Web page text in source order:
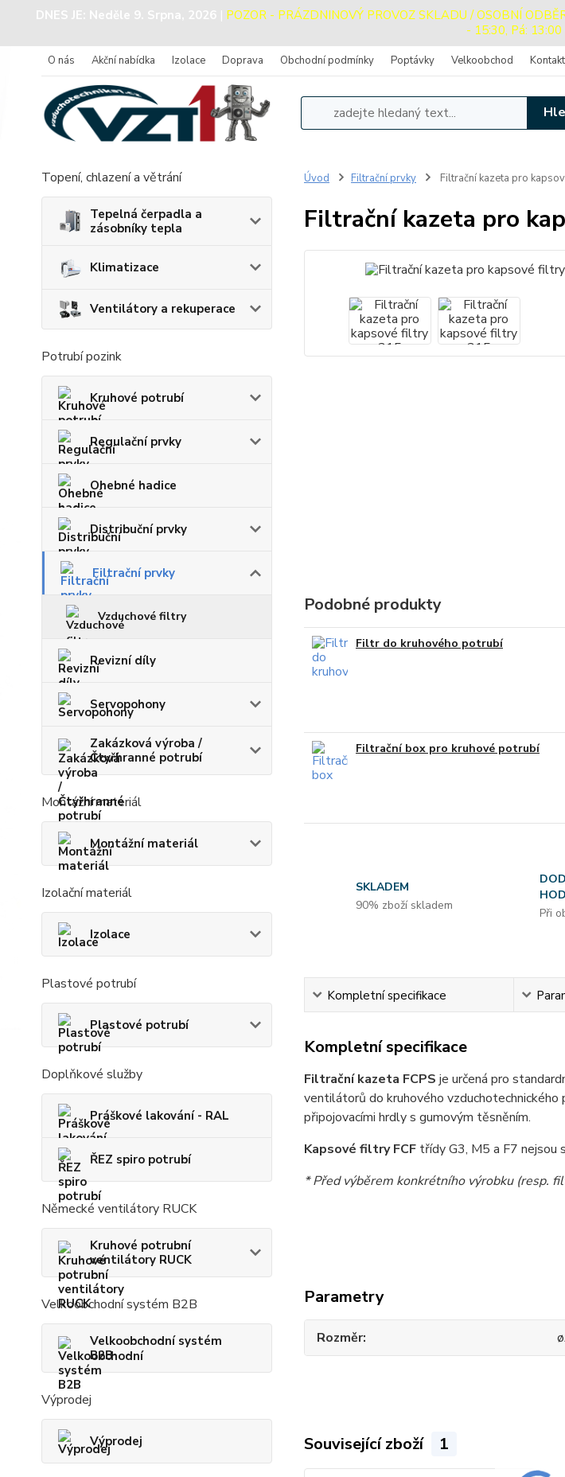
DNES JE: Neděle 9. Srpna, 2026 | POZOR - PRÁZDNINOVÝ PROVOZ SKLADU / OSOBNÍ
- 15:30, Pá:
O nás Akční nabídka Izolace Doprava Obchodní podmínky Poptávky Velkoobchod
Topení, chlazení a větrání
Tepelná čerpadla a
zásobníky tepla
Klimatizace
Ventilátory a rekuperace
Potrubí pozink
Kruhové potrubí
Regulační prvky
Ohebné hadice
Distribuční prvky
Filtrační prvky
Vzduchové filtry
Revizní díly
Servopohony
Zakázková výroba /
Čtyřhranné potrubí
Montážní materiál
Montážní materiál
Izolační materiál
Izolace
Plastové potrubí
Plastové potrubí
Doplňkové služby
Práškové lakování - RAL
ŘEZ spiro potrubí
Německé ventilátory RUCK
Kruhové potrubní
ventilátory RUCK
Velkoobchodní systém B2B
Velkoobchodní systém
B2B
Výprodej
Výprodej
Úvod Filtrační prvky Filtrační kazeta pro
Filtrační kazeta pro
Podobné produkty
Filtr do kruhového potrubí
Filtrační box pro kruhové potrubí
SKLADEM
90% zboží skladem
Při
Kompletní specifikace
Kompletní specifikace
Filtrační kazeta FCPS je určená pro
ventilátorů do kruhového
připojovacími hrdly s gumovým těsněním.
Kapsové filtry FCFtřídy G3, M5 a F7 nejsou
* Před výběrem konkrétního výrobku (resp.
Parametry
Rozměr
Související zboží 1